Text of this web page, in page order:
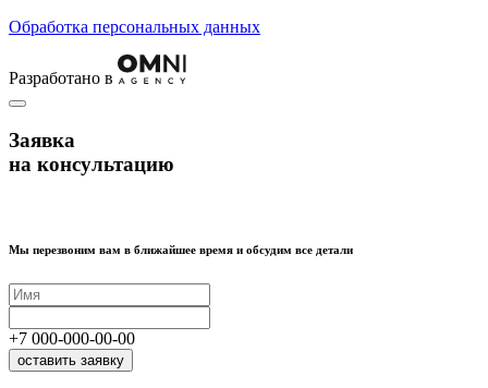
Обработка персональных данных
Разработано в
Заявка
на консультацию
Мы перезвоним вам в ближайшее время и обсудим все детали
+7 000-000-00-00
оставить заявку